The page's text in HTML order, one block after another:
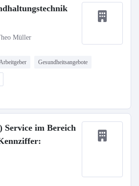
Müller
Gesundheitsangebote
Service im Bereich